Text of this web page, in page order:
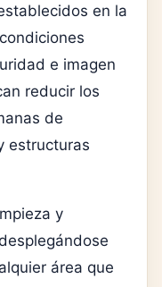
en la
e imagen
reducir los
de
estructuras
y
área que